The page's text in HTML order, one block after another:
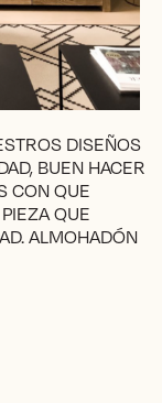
DISEÑOS
BUEN HACER
CON QUE
QUE
ALMOHADÓN